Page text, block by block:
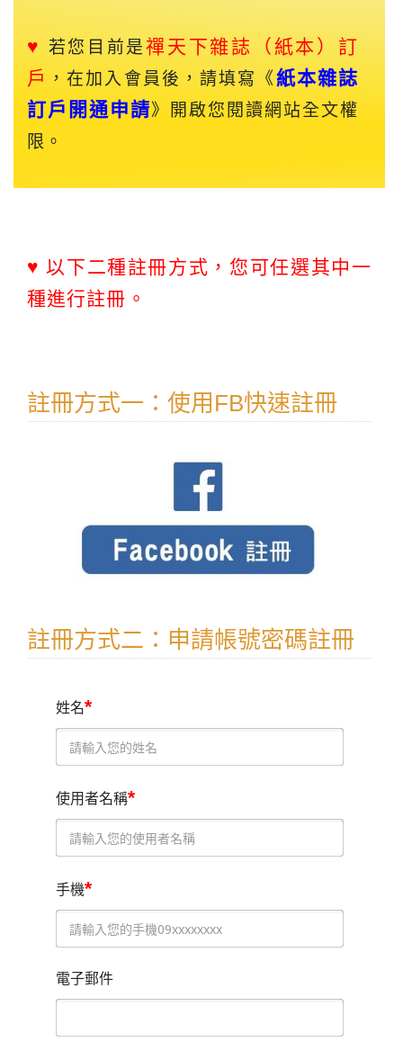
♥ 若您目前是禪天下雜誌（紙本）訂
戶 ，在加入會員後，請填寫《紙本雜誌
訂戶開通申請》開啟您閱讀網站全文權
限。
♥ 以下二種註冊方式，您可任選其中一
種進行註冊。
註冊方式一：使用FB快速註冊
註冊方式二：申請帳號密碼註冊
姓名*
使用者名稱*
手機*
電子郵件